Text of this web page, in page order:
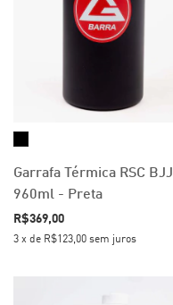
Garrafa Térmica RSC BJJ
960ml - Preta
R$369,00
3 x de R$123,00 sem juros